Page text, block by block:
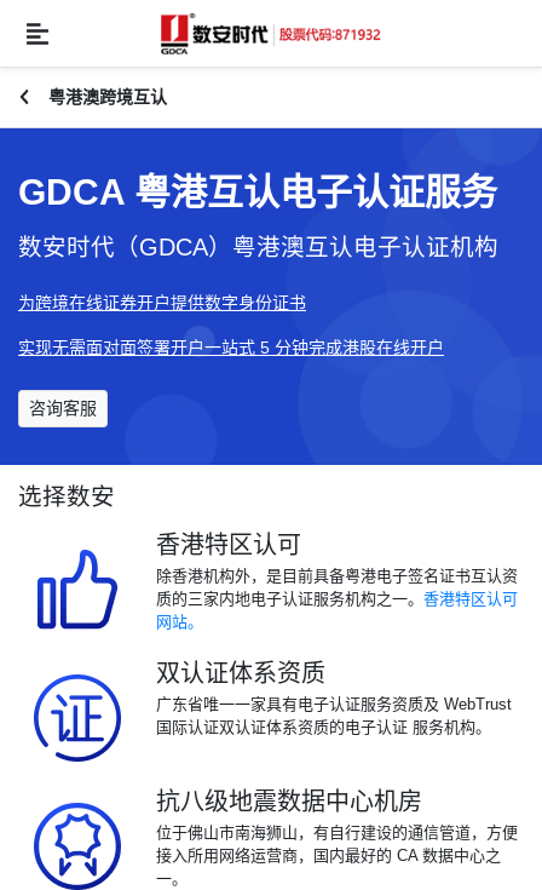
粤港澳跨境互认
GDCA 粤港互认电子认证服务
数安时代（GDCA）粤港澳互认电子认证机构
为跨境在线证券开户提供数字身份证书
实现无需面对面签署开户一站式 5 分钟完成港股在线开户
咨询客服
选择数安
香港特区认可
除香港机构外，是目前具备粤港电子签名证书互认资
质的三家内地电子认证服务机构之一。 香港特区认可
网站。
双认证体系资质
广东省唯一一家具有电子认证服务资质及 WebTrust
国际认证双认证体系资质的电子认证 服务机构。
抗八级地震数据中心机房
位于佛山市南海狮山，有自行建设的通信管道，方便
接入所用网络运营商，国内最好的 CA 数据中心之
一。